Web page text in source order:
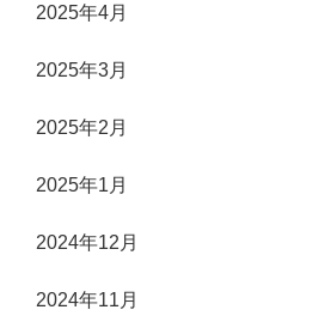
2025年4月
2025年3月
2025年2月
2025年1月
2024年12月
2024年11月